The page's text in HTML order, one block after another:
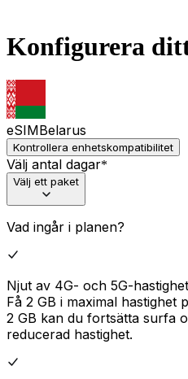
Konfigurera
eSIMBelarus
Kontrollera enhetskompatibilitet
Välj antal dagar*
Välj ett paket
Vad ingår i planen?
Njut av 4G- och 5G-
Få 2 GB i maximal hastighet
2 GB kan du fortsätta surfa
reducerad hastighet.